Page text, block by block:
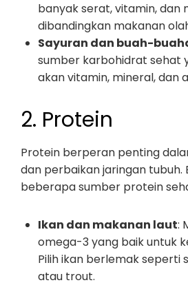
banyak serat, vitamin, dan
dibandingkan makanan
Sayuran dan buah-
sumber karbohidrat sehat
akan vitamin, mineral, dan
2. Protein
Protein berperan penting
dan perbaikan jaringan tubuh.
beberapa sumber protein
Ikan dan makanan laut:
omega-3 yang baik untuk
Pilih ikan berlemak seperti
atau trout.